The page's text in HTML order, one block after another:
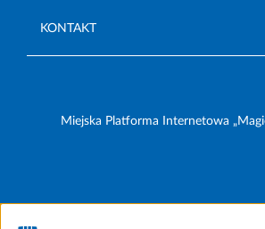
KONTAKT
Miejska Platforma Internetowa